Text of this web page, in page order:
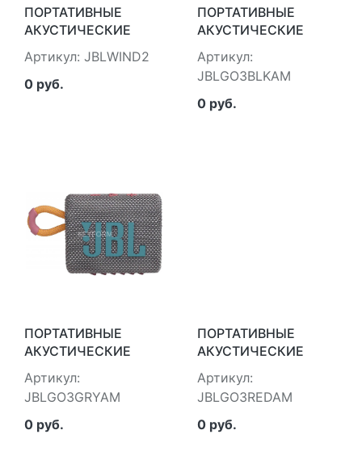
ПОРТАТИВНЫЕ
АКУСТИЧЕСКИЕ
СИСТЕМЫ JBL
JBLWIND2
Артикул: JBLWIND2
0 руб.
ПОРТАТИВНЫЕ
АКУСТИЧЕСКИЕ
СИСТЕМЫ JBL
JBLGO3BLKAM
Артикул:
JBLGO3BLKAM
0 руб.
ПОРТАТИВНЫЕ
АКУСТИЧЕСКИЕ
СИСТЕМЫ JBL
JBLGO3GRYAM
Артикул:
JBLGO3GRYAM
0 руб.
ПОРТАТИВНЫЕ
АКУСТИЧЕСКИЕ
СИСТЕМЫ JBL
JBLGO3REDAM
Артикул:
JBLGO3REDAM
0 руб.